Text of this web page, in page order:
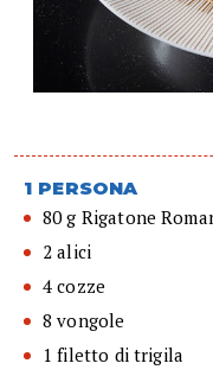
1 PERSONA
80 g Rigatone
2 alici
4 cozze
8 vongole
1 filetto di trigila